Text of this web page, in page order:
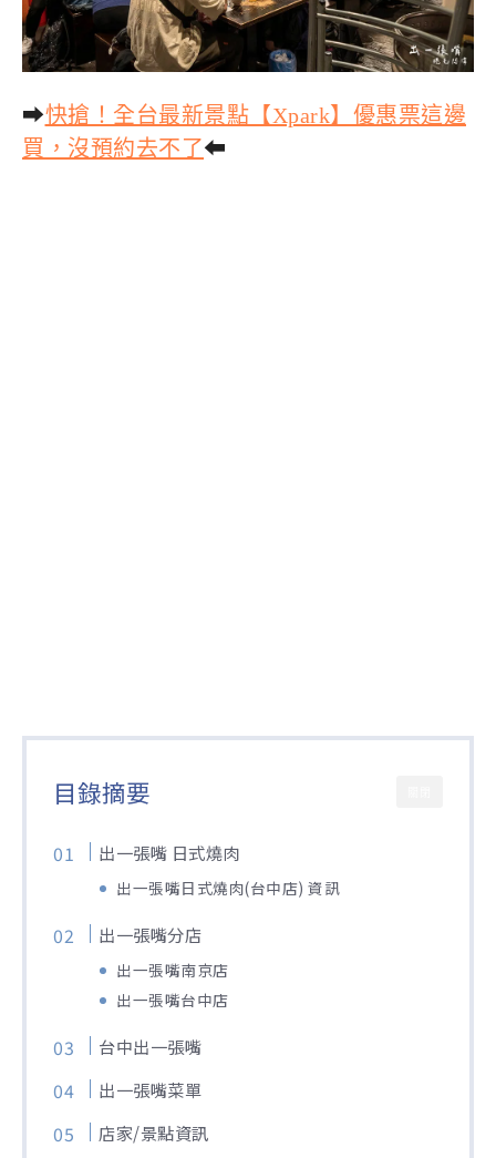
➡快搶！全台最新景點【Xpark】優惠票這邊
買，沒預約去不了⬅
目錄摘要
出一張嘴 日式燒肉
出一張嘴日式燒肉(台中店) 資訊
出一張嘴分店
出一張嘴南京店
出一張嘴台中店
台中出一張嘴
出一張嘴菜單
店家/景點資訊